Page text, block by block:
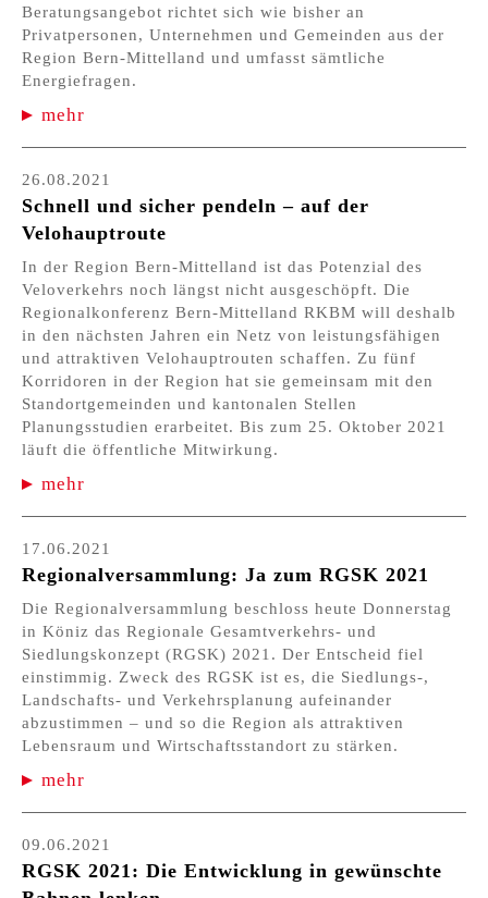
Beratungsangebot richtet sich wie bisher an
Privatpersonen, Unternehmen und Gemeinden aus der
Region Bern-Mittelland und umfasst sämtliche
Energiefragen.
mehr
26.08.2021
Schnell und sicher pendeln – auf der
Velohauptroute
In der Region Bern-Mittelland ist das Potenzial des
Veloverkehrs noch längst nicht ausgeschöpft. Die
Regionalkonferenz Bern-Mittelland RKBM will deshalb
in den nächsten Jahren ein Netz von leistungsfähigen
und attraktiven Velohauptrouten schaffen. Zu fünf
Korridoren in der Region hat sie gemeinsam mit den
Standortgemeinden und kantonalen Stellen
Planungsstudien erarbeitet. Bis zum 25. Oktober 2021
läuft die öffentliche Mitwirkung.
mehr
17.06.2021
Regionalversammlung: Ja zum RGSK 2021
Die Regionalversammlung beschloss heute Donnerstag
in Köniz das Regionale Gesamtverkehrs- und
Siedlungskonzept (RGSK) 2021. Der Entscheid fiel
einstimmig. Zweck des RGSK ist es, die Siedlungs-,
Landschafts- und Verkehrsplanung aufeinander
abzustimmen – und so die Region als attraktiven
Lebensraum und Wirtschaftsstandort zu stärken.
mehr
09.06.2021
RGSK 2021: Die Entwicklung in gewünschte